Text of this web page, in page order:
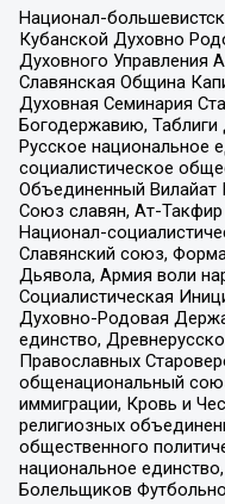
Национал-
Кубанской Духовно
Духовного Управления
Славянская Община
Духовная Семинария
Богодержавию,
Русское национальное
социалистическое
Объединенный Вилайат
Союз славян, Ат-
Национал-
Славянский союз,
Дьявола, Армия воли
Социалистическая
Духовно-Родовая
единство,
Православных
общенациональный
иммиграции, Кровь и
религиозных
общественного
национальное
Болельщиков